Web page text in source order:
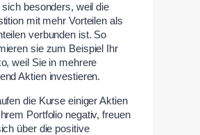
sich besonders, weil die
mit mehr Vorteilen als
verbunden ist. So
sie zum Beispiel Ihr
weil Sie in mehrere
Aktien investieren.
die Kurse einiger Aktien
Portfolio negativ, freuen
über die positive